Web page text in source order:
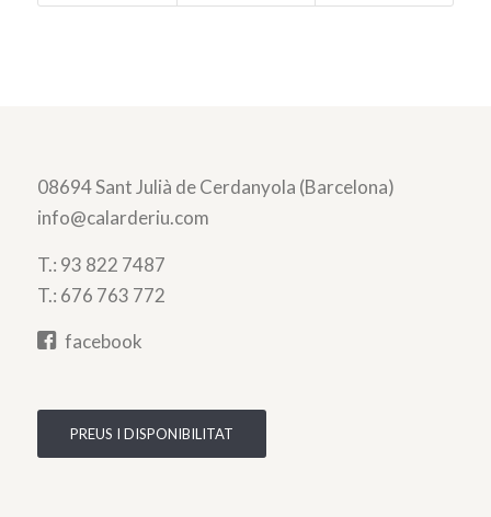
08694 Sant Julià de Cerdanyola (Barcelona)
info@calarderiu.com
T.: 93 822 7487
T.: 676 763 772
facebook
PREUS I DISPONIBILITAT